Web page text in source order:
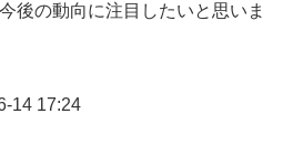
後の動向に注目したいと思いま
14 17:24